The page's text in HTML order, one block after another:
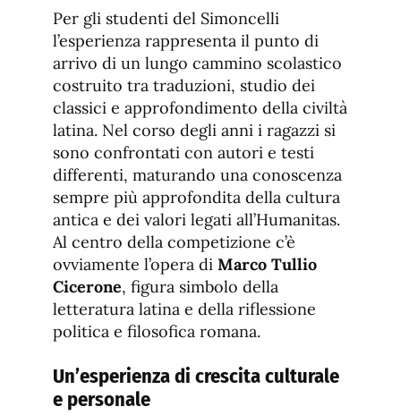
Per gli studenti del Simoncelli
l’esperienza rappresenta il punto di
arrivo di un lungo cammino scolastico
costruito tra traduzioni, studio dei
classici e approfondimento della civiltà
latina. Nel corso degli anni i ragazzi si
sono confrontati con autori e testi
differenti, maturando una conoscenza
sempre più approfondita della cultura
antica e dei valori legati all’Humanitas.
Al centro della competizione c’è
ovviamente l’opera di Marco Tullio
Cicerone, figura simbolo della
letteratura latina e della riflessione
politica e filosofica romana.
Un’esperienza di crescita culturale
e personale